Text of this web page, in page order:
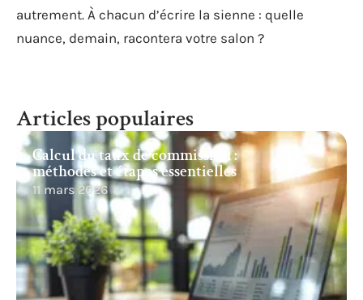
autrement. À chacun d’écrire la sienne : quelle
nuance, demain, racontera votre salon ?
Articles populaires
Calcul du taux de commission :
méthodes et étapes essentielles
11 mars 2026